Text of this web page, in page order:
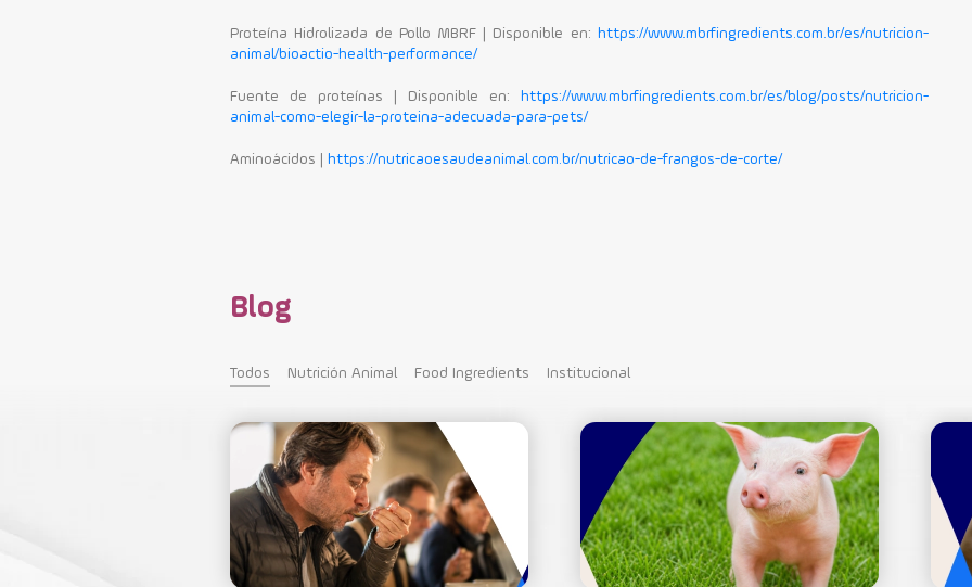
Proteína Hidrolizada de Pollo MBRF | Disponible en: https://www.mbrfingredients.com.br/es/nutricion-
animal/bioactio-health-performance/
Fuente de proteínas | Disponible en: https://www.mbrfingredients.com.br/es/blog/posts/nutricion-
animal-como-elegir-la-proteina-adecuada-para-pets/
Aminoácidos | https://nutricaoesaudeanimal.com.br/nutricao-de-frangos-de-corte/
Blog
Todos Nutrición Animal Food Ingredients Institucional